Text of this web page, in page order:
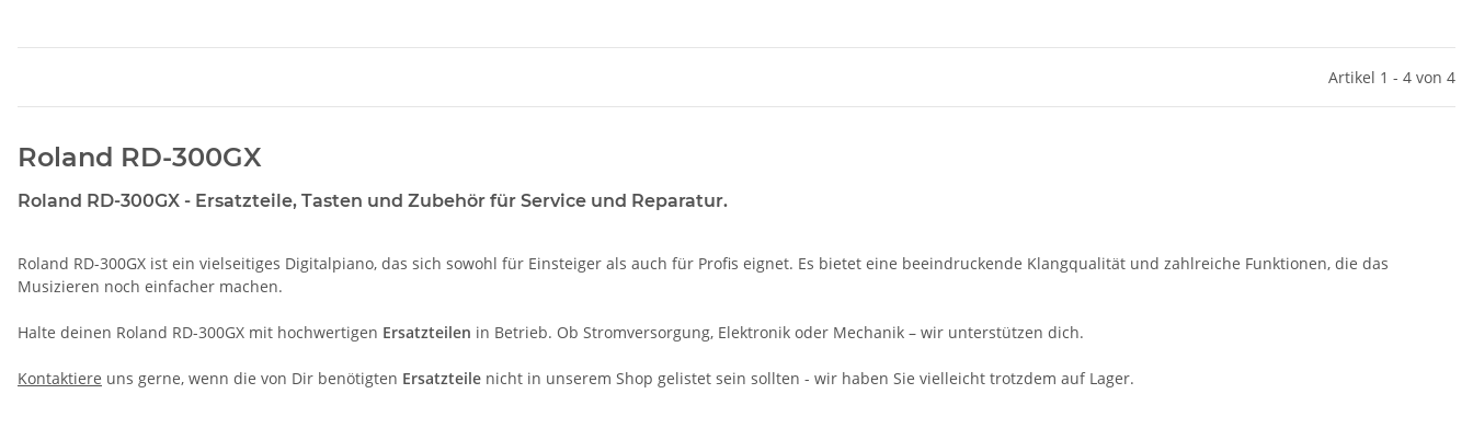
Artikel 1 - 4 von 4
Roland RD-300GX
Roland RD-300GX - Ersatzteile, Tasten und Zubehör für Service und Reparatur.
Roland RD-300GX ist ein vielseitiges Digitalpiano, das sich sowohl für Einsteiger als auch für Profis eignet. Es bietet eine beeindruckende Klangqualität und zahlreiche Funktionen, die das
Musizieren noch einfacher machen.
Halte deinen Roland RD-300GX mit hochwertigen Ersatzteilen in Betrieb. Ob Stromversorgung, Elektronik oder Mechanik – wir unterstützen dich.
Kontaktiere uns gerne, wenn die von Dir benötigten Ersatzteile nicht in unserem Shop gelistet sein sollten - wir haben Sie vielleicht trotzdem auf Lager.